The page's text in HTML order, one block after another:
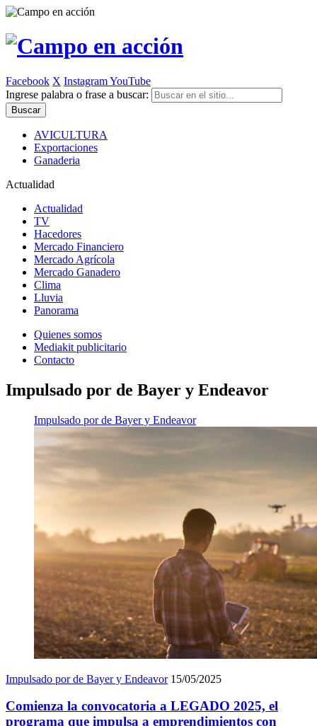
Facebook X InstagramYouTube
Ingrese palabra o frase a buscar:
AVICULTURA
Exportaciones
Ganaderia
Actualidad
Actualidad
TV
Hacedores
Mercado Financiero
Mercado Agrícola
Mercado Ganadero
Clima
Lluvia
Panorama
Quienes somos
Mediakit publicitario
Contacto
Impulsado por de Bayer y Endeavor
Impulsado por de Bayer y Endeavor
Impulsado por de Bayer y Endeavor 15/05/2025
Comienza la convocatoria a LEGADO 2025, el
programa que impulsa a emprendimientos con